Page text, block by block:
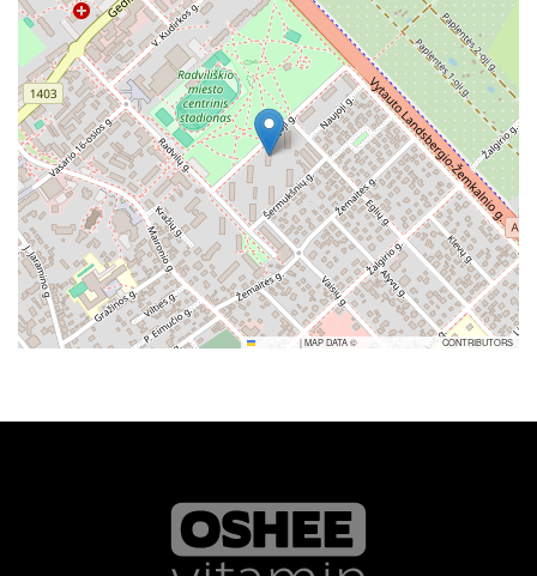
|MAP DATA © OPENSTREETMAPCONTRIBUTORS